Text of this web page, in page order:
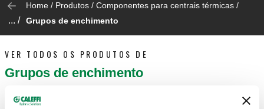
Home / Produtos / Componentes para centrais térmicas /
... / Grupos de enchimento
VER TODOS OS PRODUTOS DE
Grupos de enchimento